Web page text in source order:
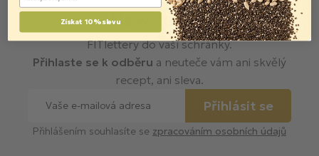
Newsletter
FITlettery do vaší schránky.
Přihlaste se k odběru a neuteče vám ani skvělý
recept, ani sleva.
Přihlásit se
Přihlášením souhlasíte se zpracováním osobních údajů
Získat 10% slevu